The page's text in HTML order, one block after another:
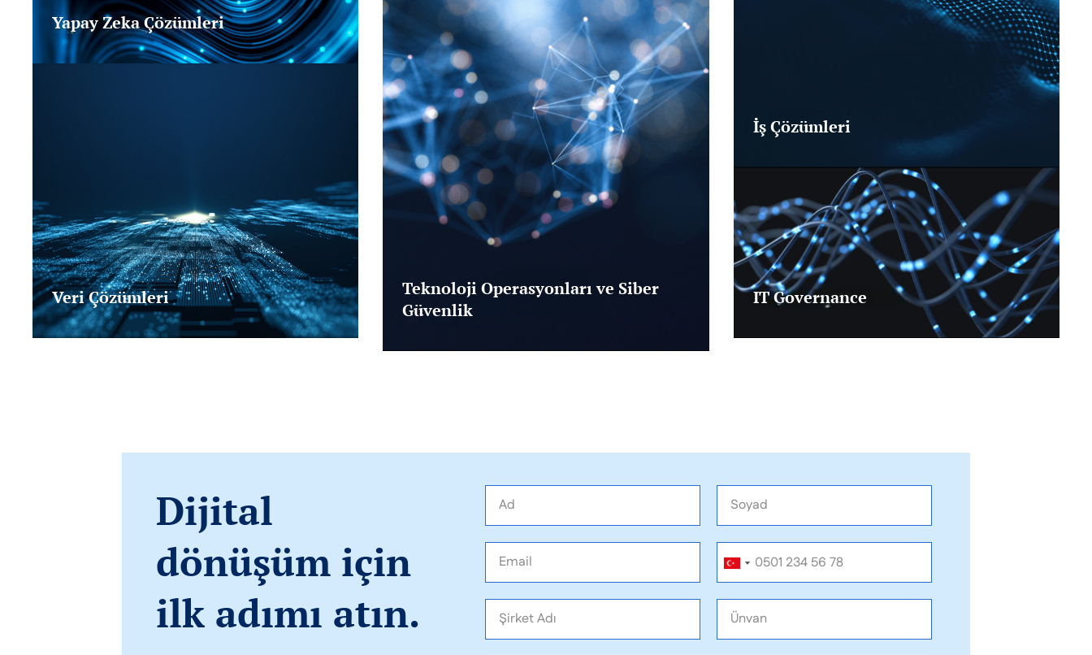
Yapay Zeka Çözümleri
Yapay zeka sohbet araçlarıyla iş
süreçlerinizi iyileştirin, müşteri
deneyimini zenginleştirin.
Veri Çözümleri
analitiğinden veri göllerinin yönetimine
veri odaklı dönüşümünü destekliyoruz.
Teknoloji Operasyonları ve Siber
Güvenlik
güvenli ve etkin bir şekilde
ağ güvenliği, veri koruma, sızma testleri
ve sürekli izleme gibi siber güvenlik
çözümleriyle işletmenizin teknolojik
altyapısını koruma altına alıyoruz.
Sistemlerinizin kesintisiz çalışmasını ve
güncel kalmasını garantileyen
operasyon yönetimi çözümlerimizle iş
İş Çözümleri
IT Governance
Dijital
dönüşüm için
ilk adımı atın.